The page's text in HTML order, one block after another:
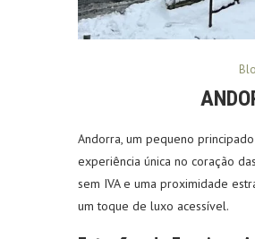
Andorra, um pequeno
experiência única no coração
sem IVA e uma proximidade
um toque de luxo acessível.